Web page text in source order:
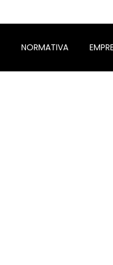
NORMATIVA